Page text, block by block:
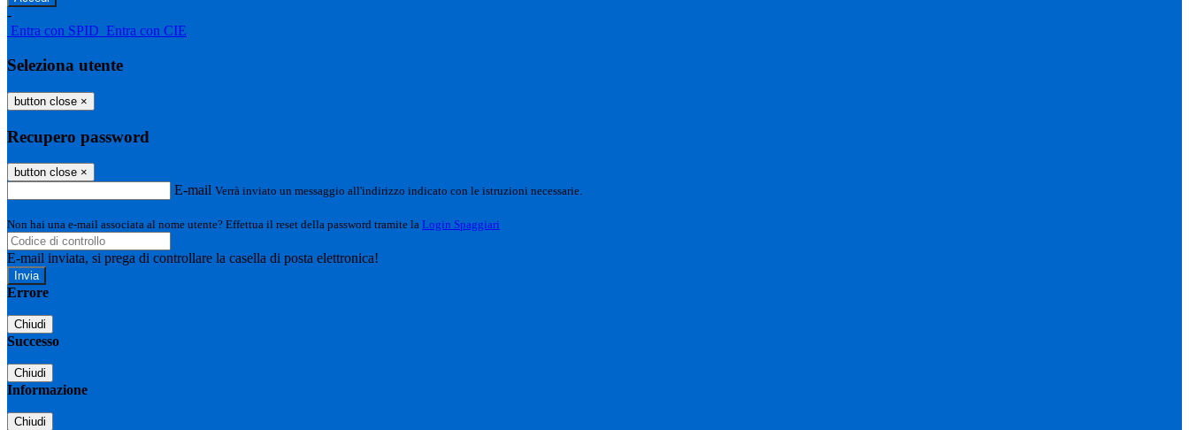
-
Entra con SPID Entra con CIE
Seleziona utente
button close ×
Recupero password
button close ×
E-mail Verrà inviato un messaggio all'indirizzo indicato con le istruzioni necessarie.
Non hai una e-mail associata al nome utente? Effettua il reset della password tramite la Login Spaggiari
E-mail inviata, si prega di controllare la casella di posta elettronica!
Errore
Chiudi
Successo
Chiudi
Informazione
Chiudi